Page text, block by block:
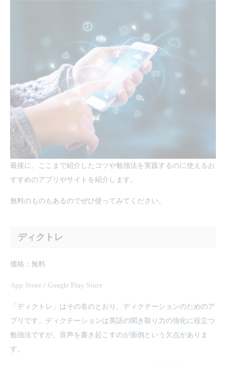
最後に、ここまで紹介したコツや勉強法を実践するのに使えるお
すすめのアプリやサイトを紹介します。
無料のものもあるのでぜひ使ってみてください。
ディクトレ
価格：無料
App Store / Google Play Store
「ディクトレ」はその名のとおり、ディクテーションのためのア
プリです。ディクテーションは英語の聞き取り力の強化に役立つ
勉強法ですが、音声を書き起こすのが面倒という欠点がありま
す。